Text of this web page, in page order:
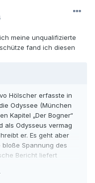
meine unqualifizierte
fand ich diesen
Hölscher erfasste in
Odyssee (München
Kapitel „Der Bogner“
als Odysseus vermag
er. Es geht aber
Spannung des
Bericht liefert
an der Waffe